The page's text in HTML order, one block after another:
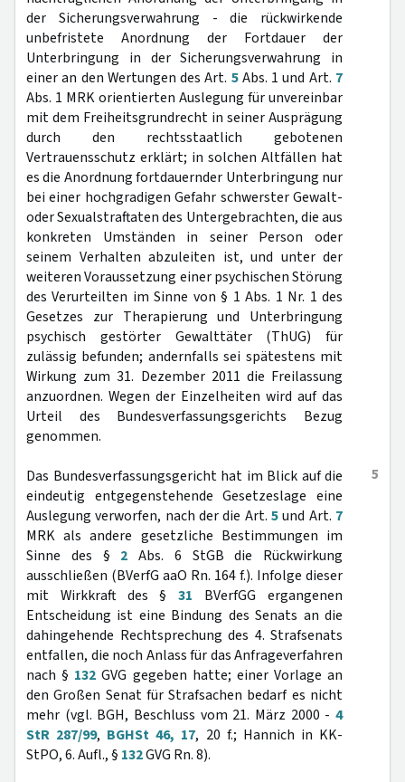
der Sicherungsverwahrung - die rückwirkende
unbefristete Anordnung der Fortdauer der
Unterbringung in der Sicherungsverwahrung in
einer an den Wertungen des Art. 5Abs. 1 und Art. 7
Abs. 1 MRK orientierten Auslegung für unvereinbar
mit dem Freiheitsgrundrecht in seiner Ausprägung
durch den rechtsstaatlich gebotenen
Vertrauensschutz erklärt; in solchen Altfällen hat
es die Anordnung fortdauernder Unterbringung nur
bei einer hochgradigen Gefahr schwerster Gewalt-
oder Sexualstraftaten des Untergebrachten, die aus
konkreten Umständen in seiner Person oder
seinem Verhalten abzuleiten ist, und unter der
weiteren Voraussetzung einer psychischen Störung
des Verurteilten im Sinne von § 1 Abs. 1 Nr. 1 des
Gesetzes zur Therapierung und Unterbringung
psychisch gestörter Gewalttäter (ThUG) für
zulässig befunden; andernfalls sei spätestens mit
Wirkung zum 31. Dezember 2011 die Freilassung
anzuordnen. Wegen der Einzelheiten wird auf das
Urteil des Bundesverfassungsgerichts Bezug
genommen.
5
Das Bundesverfassungsgericht hat im Blick auf die
eindeutig entgegenstehende Gesetzeslage eine
Auslegung verworfen, nach der die Art. 5und Art. 7
MRK als andere gesetzliche Bestimmungen im
Sinne des § 2 Abs. 6 StGB die Rückwirkung
ausschließen (BVerfG aaO Rn. 164 f.). Infolge dieser
mit Wirkkraft des §31 BVerfGG ergangenen
Entscheidung ist eine Bindung des Senats an die
dahingehende Rechtsprechung des 4. Strafsenats
entfallen, die noch Anlass für das Anfrageverfahren
nach § 132 GVG gegeben hatte; einer Vorlage an
den Großen Senat für Strafsachen bedarf es nicht
mehr (vgl. BGH, Beschluss vom 21. März 2000 - 4
StR 287/99, BGHSt 46, 17, 20 f.; Hannich in KK-
StPO, 6. Aufl., § 132GVG Rn. 8).